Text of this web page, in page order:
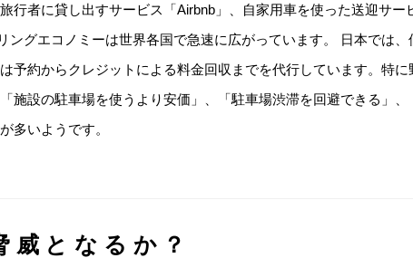
行者に貸し出すサービス「Airbnb」、自家用車を使った送迎サ
ングエコノミーは世界各国で急速に広がっています。 日本では
予約からクレジットによる料金回収までを代行しています。特
施設の駐車場を使うより安価」、「駐車場渋滞を回避できる」
多いようです。
威となるか？